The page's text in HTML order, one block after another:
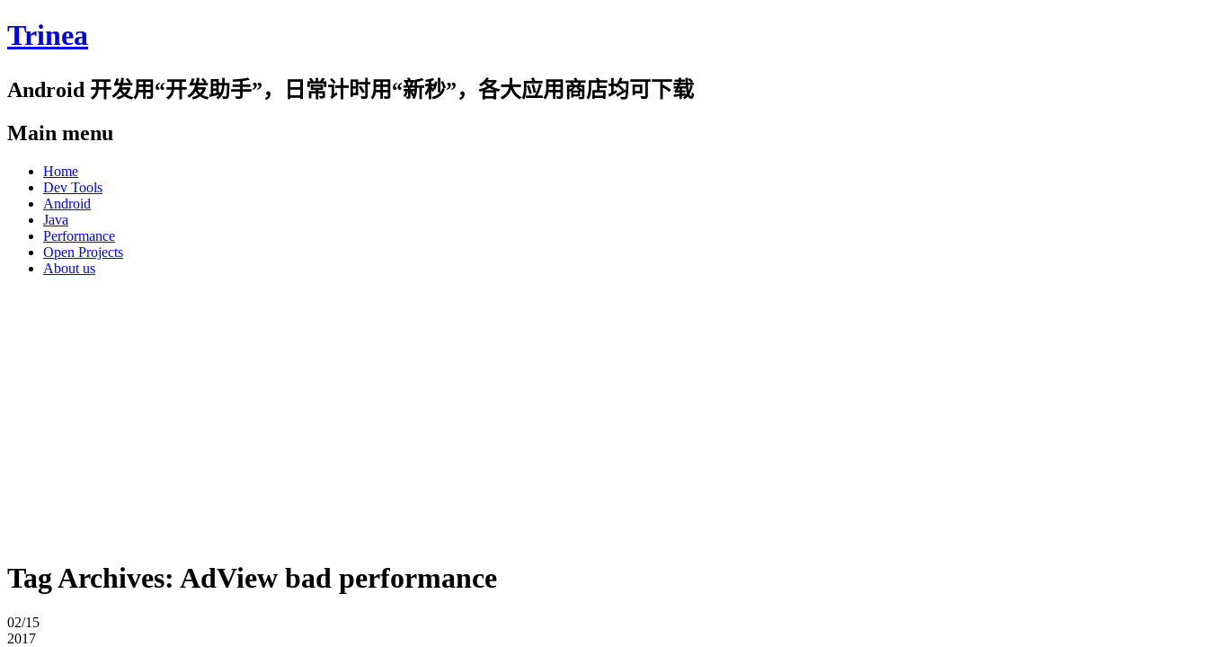
Trinea
Android 开发用“开发助手”，日常计时用“新秒”，各大应用商店均可下载
Main menu
Skip
content
Home
Dev Tools
Android
Java
Performance
Open Projects
About us
Tag Archives: AdView bad performance
02/15
2017